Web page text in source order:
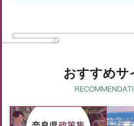
おすすめサ